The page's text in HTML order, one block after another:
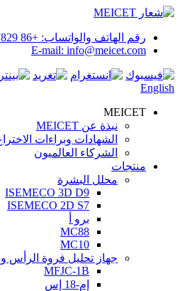
رقم الهاتف والواتساب: +86 18721027829
E-mail: info@meicet.com
English
MEICET
نبذة عن MEICET
الشهادات وبراءات
الشركاء العالميون
منتجات
محلل البشرة
ISEMECO 3D D9
ISEMECO 2D S7
برو أ
MC88
MC10
جهاز تحليل فروة الرأس
MFJC-1B
إم-18 إس